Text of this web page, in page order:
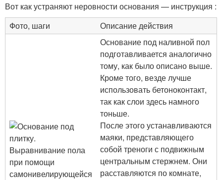
Вот как устраняют неровности основания — инструкция :
Фото, шаги
Описание действия
Основание под наливной пол
подготавливается аналогично
тому, как было описано выше.
Кроме того, везде лучше
использовать бетоноконтакт,
так как слои здесь намного
тоньше.
После этого устанавливаются
маяки, представляющего
собой треноги с подвижным
центральным стержнем. Они
расставляются по комнате,